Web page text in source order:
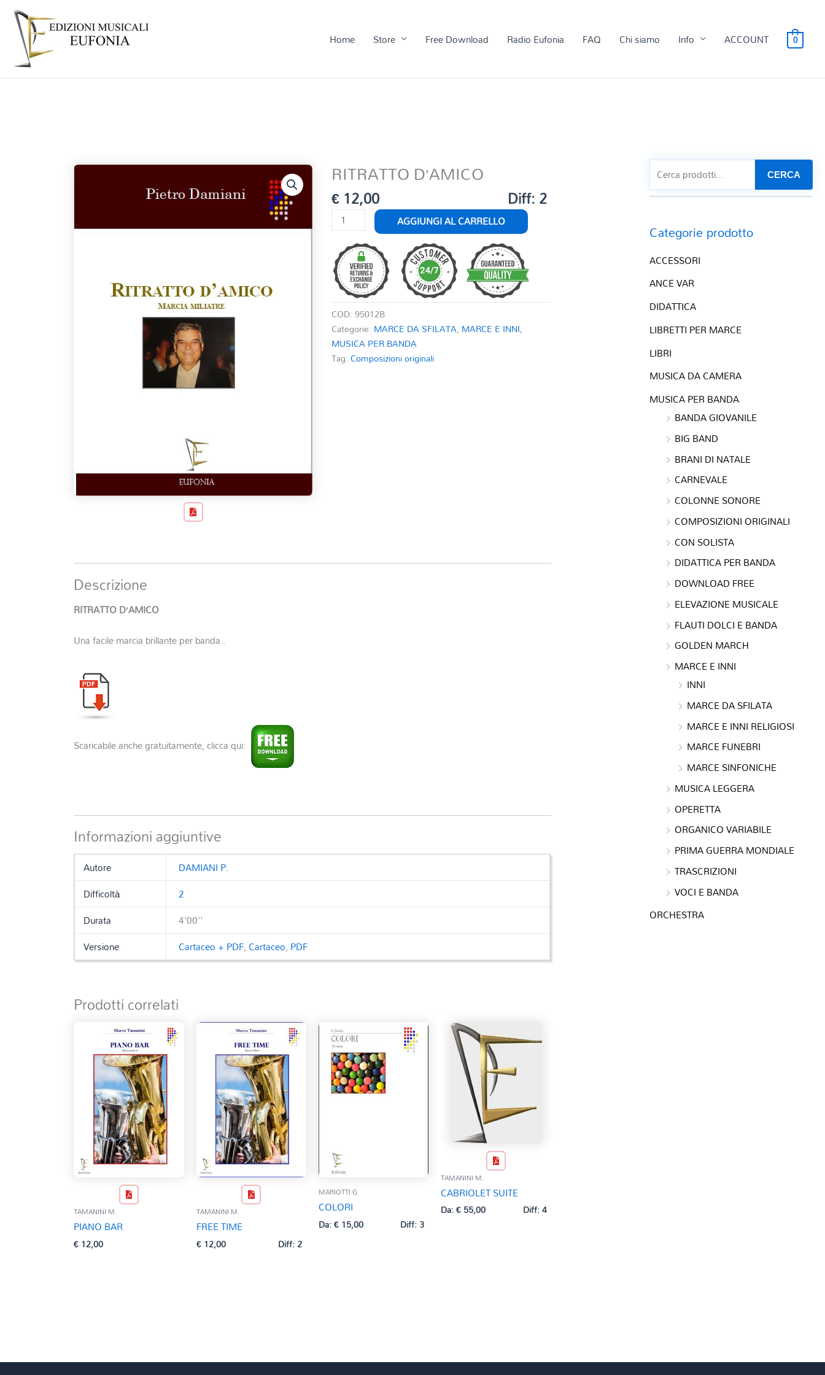
Home Store Free Download Radio Eufonia FAQ Chi siamo Info ACCOUNT 0
RITRATTO D’AMICO
€12,00 Diff: 2
RITRATTO
D'AMICO
quantità
AGGIUNGI AL CARRELLO
COD:95012B
Categorie: MARCE DA SFILATA, MARCE E INNI,
MUSICA PER BANDA
Tag:Composizioni originali
Descrizione
RITRATTO D’AMICO
Una facile marcia brillante per banda .
Scaricabile anche gratuitamente, clicca qui:
Informazioni aggiuntive
Autore
DAMIANI P.
Difficoltà
2
Durata
4'00''
Versione
Cartaceo + PDF,Cartaceo, PDF
Prodotti correlati
TAMANINI M.
PIANO BAR
€12,00
TAMANINI M.
FREE TIME
€12,00 Diff: 2
MARIOTTI G.
COLORI
Da:€15,00 Diff: 3
TAMANINI M.
CABRIOLET SUITE
Da:€55,00 Diff: 4
CERCA
Categorie prodotto
ACCESSORI
ANCE VAR
DIDATTICA
LIBRETTI PER MARCE
LIBRI
MUSICA DA CAMERA
MUSICA PER BANDA
BANDA GIOVANILE
BIG BAND
BRANI DI NATALE
CARNEVALE
COLONNE SONORE
COMPOSIZIONI ORIGINALI
CON SOLISTA
DIDATTICA PER BANDA
DOWNLOAD FREE
ELEVAZIONE MUSICALE
FLAUTI DOLCI E BANDA
GOLDEN MARCH
MARCE E INNI
INNI
MARCE DA SFILATA
MARCE E INNI RELIGIOSI
MARCE FUNEBRI
MARCE SINFONICHE
MUSICA LEGGERA
OPERETTA
ORGANICO VARIABILE
PRIMA GUERRA MONDIALE
TRASCRIZIONI
VOCI E BANDA
ORCHESTRA